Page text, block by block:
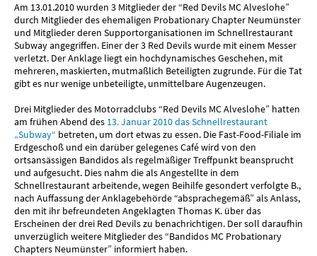
Am 13.01.2010 wurden 3 Mitglieder der “Red Devils MC Alveslohe”
durch Mitglieder des ehemaligen Probationary Chapter Neumünster
und Mitglieder deren Supportorganisationen im Schnellrestaurant
Subway angegriffen. Einer der 3 Red Devils wurde mit einem Messer
verletzt. Der Anklage liegt ein hochdynamisches Geschehen, mit
mehreren, maskierten, mutmaßlich Beteiligten zugrunde. Für die Tat
gibt es nur wenige unbeteiligte, unmittelbare Augenzeugen.
Drei Mitglieder des Motorradclubs “Red Devils MC Alveslohe” hatten
am frühen Abend des 13. Januar 2010 das Schnellrestaurant
„Subway“ betreten, um dort etwas zu essen. Die Fast-Food-Filiale im
Erdgeschoß und ein darüber gelegenes Café wird von den
ortsansässigen Bandidos als regelmäßiger Treffpunkt beansprucht
und aufgesucht. Dies nahm die als Angestellte in dem
Schnellrestaurant arbeitende, wegen Beihilfe gesondert verfolgte B.,
nach Auffassung der Anklagebehörde “absprachegemäß” als Anlass,
den mit ihr befreundeten Angeklagten Thomas K. über das
Erscheinen der drei Red Devils zu benachrichtigen. Der soll daraufhin
unverzüglich weitere Mitglieder des “Bandidos MC Probationary
Chapters Neumünster” informiert haben.